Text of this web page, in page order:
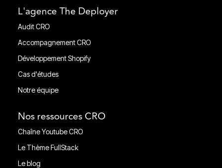
L'agence The Deployer
Audit CRO
Audit CRO
Accompagnement CRO
Accompagnement CRO
Développement Shopify
Développement Shopify
Cas d'études
Cas d'études
Notre équipe
Nos ressources CRO
Chaîne Youtube CRO
Chaîne Youtube CRO
Le Thème FullStack
Le Thème FullStack
Le blog